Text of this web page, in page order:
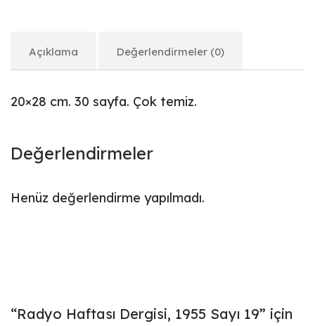
Açıklama Değerlendirmeler (0)
20×28 cm. 30 sayfa. Çok temiz.
Değerlendirmeler
Henüz değerlendirme yapılmadı.
“Radyo Haftası Dergisi, 1955 Sayı 19” için